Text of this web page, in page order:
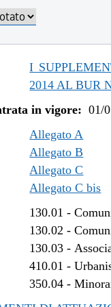
al 31/12/2019
al 18/12/2019
al 20/11/2019
al 09/08/2019
2019 al 10/07/2019
al 15/08/2018
al 29/06/2018
al 14/02/2018
al 04/01/2018
2017 al 09/08/2017
al 26/04/2017
2016 al 08/01/2017
2016 al 14/12/2016
2016 al 12/08/2016
2016 al 29/06/2016
al 12/04/2016
I
2014 AL BUR
in vigore: 01/
Allegato A
Allegato B
Allegato C
Allegato C bis
130.01 -
130.02 -
130.03 -
410.01 -
350.04 -